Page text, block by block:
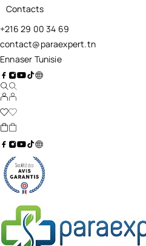
Contacts
+216 29 00 34 69
contact@paraexpert.tn
Ennaser Tunisie